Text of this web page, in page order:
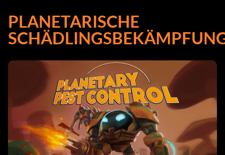
PLANETARISCHE